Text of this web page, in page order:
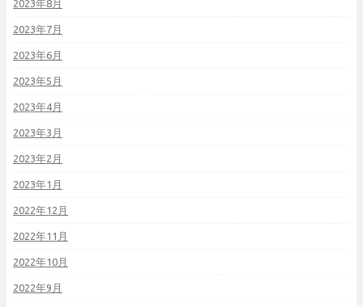
2023年8月
2023年7月
2023年6月
2023年5月
2023年4月
2023年3月
2023年2月
2023年1月
2022年12月
2022年11月
2022年10月
2022年9月